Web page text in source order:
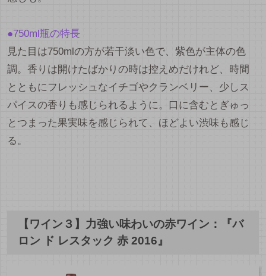
●750ml瓶の特長
見た目は750mlの方が若干淡い色で、紫色が主体の色
調。香りは開けたばかりの時は控えめだけれど、時間
とともにフレッシュなイチゴやクランベリー、少しス
パイスの香りも感じられるように。口に含むとぎゅっ
とつまった果実味を感じられて、ほどよい渋味も感じ
る。
【ワイン３】力強い味わいの赤ワイン：『バ
ロン ド レスタック 赤 2016』